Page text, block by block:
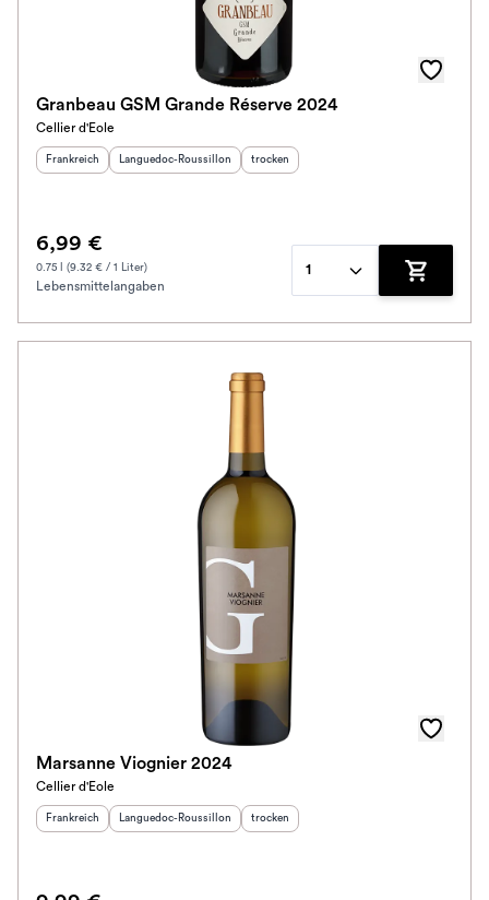
Granbeau GSM Grande Réserve 2024
Cellier d'Eole
Herkunftsland
Frankreich Herkunftsregion:
Languedoc-Roussillon Geschmack
trocken
6,99 €
0.75 l (9.32 € / 1 Liter)
Lebensmittelangaben
1
Zum
Marsanne Viognier 2024
Cellier d'Eole
Herkunftsland
Frankreich Herkunftsregion:
Languedoc-Roussillon Geschmack
trocken